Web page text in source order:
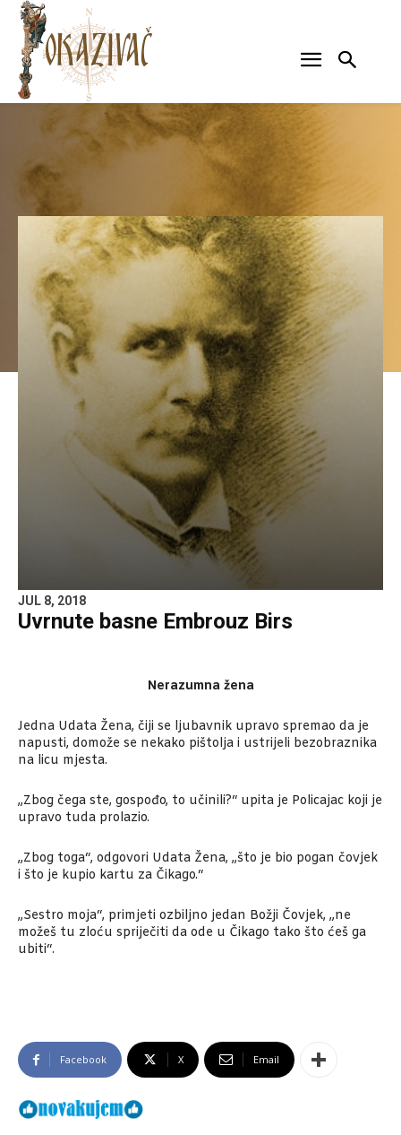
JUL 8, 2018
Uvrnute basne Embrouz Birs
Nerazumna žena
Jedna Udata Žena, čiji se ljubavnik upravo spremao da je
napusti, domože se nekako pištolja i ustrijeli bezobraznika
na licu mjesta.
„Zbog čega ste, gospođo, to učinili?“ upita je Policajac koji je
upravo tuda prolazio.
„Zbog toga“, odgovori Udata Žena, „što je bio pogan čovjek
i što je kupio kartu za Čikago.“
„Sestro moja“, primjeti ozbiljno jedan Božji Čovjek, „ne
možeš tu zloću spriječiti da ode u Čikago tako što ćeš ga
ubiti“.
Facebook X Email